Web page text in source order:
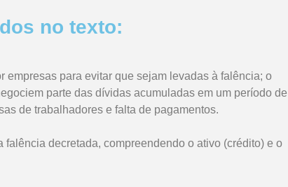
no texto:
para evitar que sejam levadas à falência; o
parte das dívidas acumuladas em um período de
de trabalhadores e falta de pagamentos.
decretada, compreendendo o ativo (crédito) e o